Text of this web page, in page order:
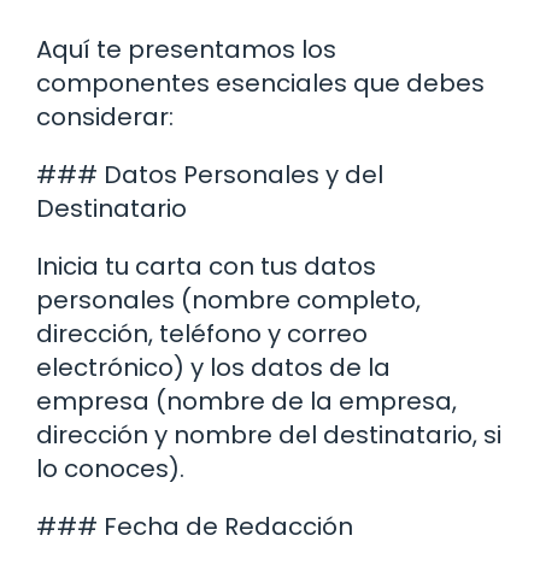
Aquí te presentamos los
componentes esenciales que debes
considerar:
### Datos Personales y del
Destinatario
Inicia tu carta con tus datos
personales (nombre completo,
dirección, teléfono y correo
electrónico) y los datos de la
empresa (nombre de la empresa,
dirección y nombre del destinatario, si
lo conoces).
### Fecha de Redacción